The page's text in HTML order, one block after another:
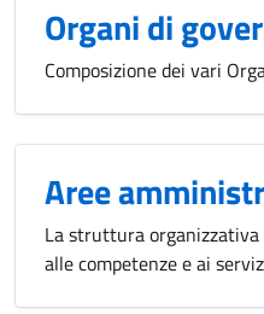
Organi di
Composizione dei vari
Aree
La struttura
alle competenze e ai